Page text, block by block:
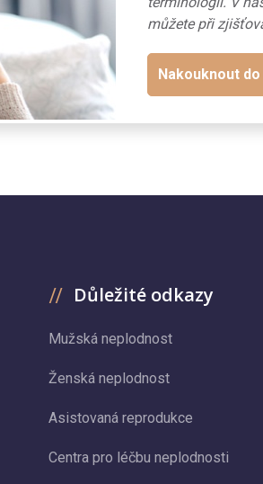
můžete při
Nakouknout
Důležité odkazy
Mužská neplodnost
Ženská neplodnost
Asistovaná reprodukce
Centra pro léčbu neplodnosti